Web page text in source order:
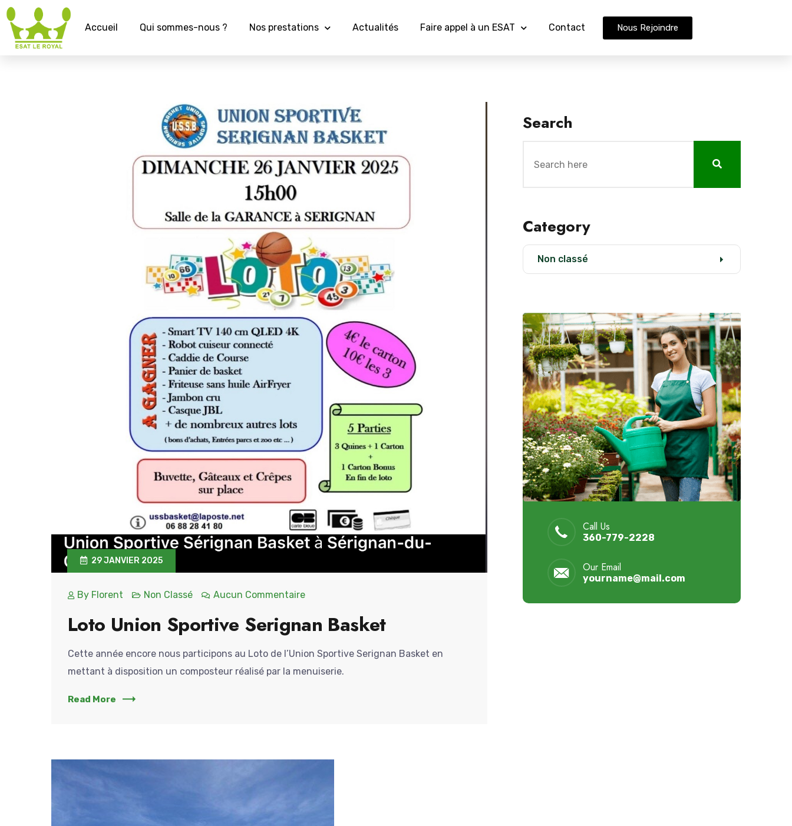
Accueil Qui sommes-nous ? Nos prestations Actualités Faire appel à un ESAT Contact Nous Rejoindre
29 JANVIER 2025
By Florent Non Classé Aucun Commentaire
Loto Union Sportive Serignan Basket
Cette année encore nous participons au Loto de l’Union Sportive Serignan Basket en
mettant à disposition un composteur réalisé par la menuiserie.
Read More
Search
Category
Non classé
Call Us
360-779-2228
Our Email
yourname@mail.com